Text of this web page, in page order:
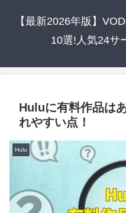
【最新2026年版】
10選!人気24サ
Huluに有料作品は
れやすい点！
Hulu